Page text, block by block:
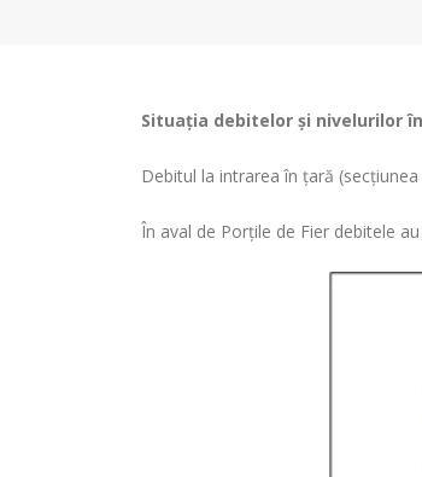
Situaţia debitelor şi nivelurilor
Debitul la intrarea în ţară
În aval de Porţile de Fier debitele